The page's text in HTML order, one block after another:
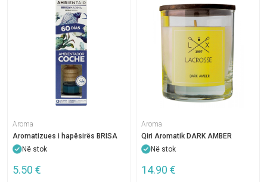
Aroma
Aromatizues i hapësirës BRISA
Në stok
5.50 €
Aroma
Qiri Aromatik DARK AMBER
Në stok
14.90 €